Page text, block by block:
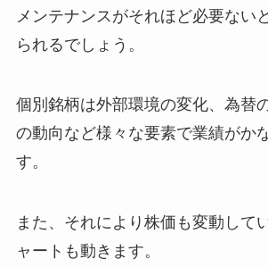
メンテナンスがそれほど必要ない
られるでしょう。
個別銘柄は外部環境の変化、為替
の動向など様々な要素で業績がか
す。
また、それにより株価も変動して
ャートも動きます。